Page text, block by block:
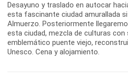
Desayuno y traslado en autocar
esta fascinante ciudad amurallada
Almuerzo. Posteriormente
esta ciudad, mezcla de culturas con
emblemático puente viejo,